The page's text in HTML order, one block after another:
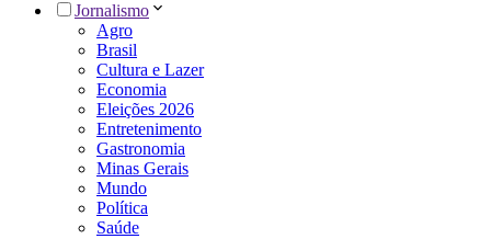
Jornalismo
Agro
Brasil
Cultura e Lazer
Economia
Eleições 2026
Entretenimento
Gastronomia
Minas Gerais
Mundo
Política
Saúde